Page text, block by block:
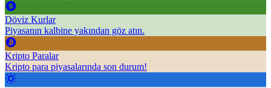
Döviz Kurlar
Piyasanın kalbine yakından göz atın.
Kripto Paralar
Kripto para piyasalarında son durum!